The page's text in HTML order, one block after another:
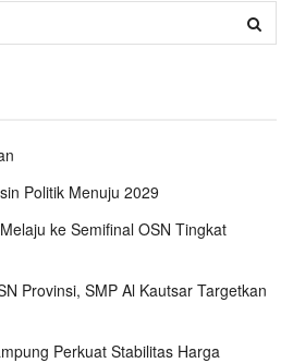
Politik Menuju 2029
ke Semifinal OSN Tingkat
Provinsi, SMP Al Kautsar Targetkan
Perkuat Stabilitas Harga